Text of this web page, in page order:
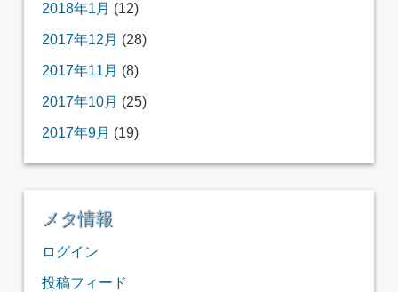
2018年1月 (12)
2017年12月 (28)
2017年11月 (8)
2017年10月 (25)
2017年9月 (19)
メタ情報
ログイン
投稿フィード